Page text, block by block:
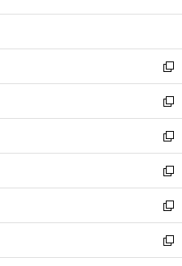
開
ウ
開
く
ン
ウ
で
開
く
ウ
ン
ド
ウ
で
開
く
新
し
い
ウ
ィ
ン
ド
ウ
で
開
く
新
し
い
ウ
ィ
ン
ド
ウ
で
開
新
し
い
ウ
ィ
ン
ド
ウ
新
し
い
ウ
ィ
ン
新
し
い
ウ
新
し